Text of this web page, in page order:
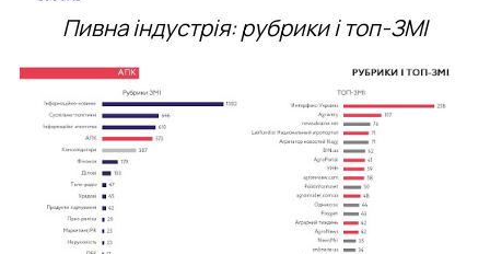
Пивна індустрія: рубрики і топ-ЗМІ